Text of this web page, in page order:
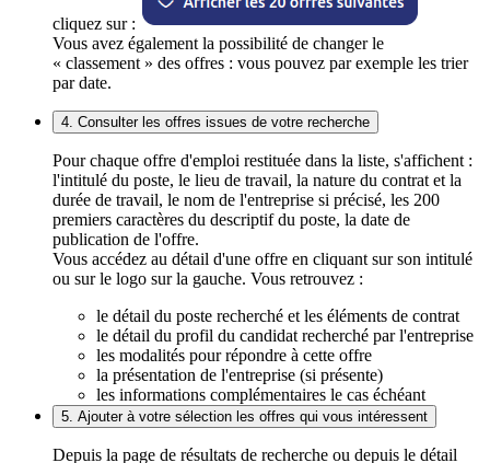
cliquez sur :
Vous avez également la possibilité de changer le
« classement » des offres : vous pouvez par exemple les trier
par date.
4. Consulter les offres issues de votre recherche
Pour chaque offre d'emploi restituée dans la liste, s'affichent :
l'intitulé du poste, le lieu de travail, la nature du contrat et la
durée de travail, le nom de l'entreprise si précisé, les 200
premiers caractères du descriptif du poste, la date de
publication de l'offre.
Vous accédez au détail d'une offre en cliquant sur son intitulé
ou sur le logo sur la gauche. Vous retrouvez :
le détail du poste recherché et les éléments de contrat
le détail du profil du candidat recherché par l'entreprise
les modalités pour répondre à cette offre
la présentation de l'entreprise (si présente)
les informations complémentaires le cas échéant
5. Ajouter à votre sélection les offres qui vous intéressent
Depuis la page de résultats de recherche ou depuis le détail